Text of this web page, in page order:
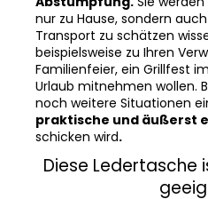
nur zu Hause, sondern
Transport zu schätzen
beispielsweise zu Ihren
Familienfeier, ein Grillfest
Urlaub mitnehmen wollen.
noch weitere Situationen
praktische und äußerst
schicken wird.
Diese Ledertasche